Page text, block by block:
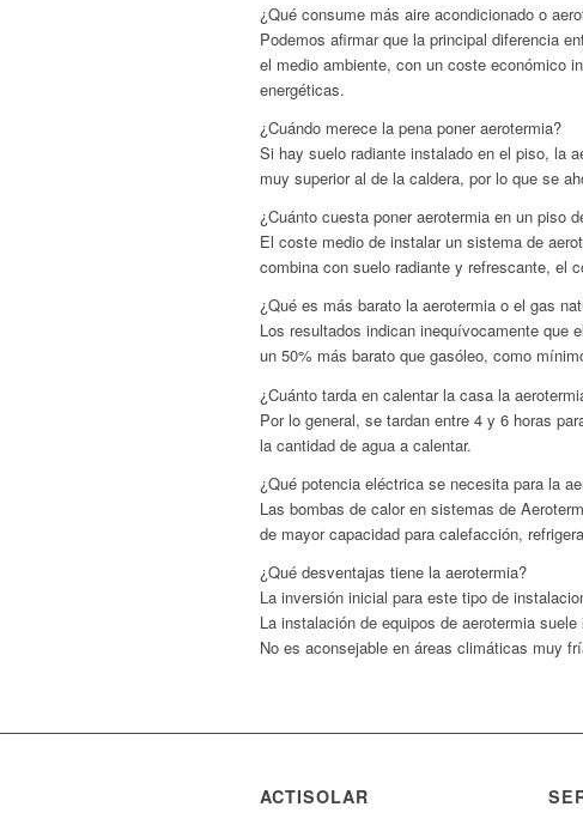
¿Qué consume más aire acondicionado o
Podemos afirmar que la principal diferencia
el medio ambiente, con un coste económico
energéticas.
¿Cuándo merece la pena poner aerotermia?
Si hay suelo radiante instalado en el piso, la
muy superior al de la caldera, por lo que se
¿Cuánto cuesta poner aerotermia en un piso
El coste medio de instalar un sistema de
combina con suelo radiante y refrescante, el
¿Qué es más barato la aerotermia o el gas
Los resultados indican inequívocamente que
un 50% más barato que gasóleo, como
¿Cuánto tarda en calentar la casa la
Por lo general, se tardan entre 4 y 6 horas
la cantidad de agua a calentar.
¿Qué potencia eléctrica se necesita para la
Las bombas de calor en sistemas de
de mayor capacidad para calefacción,
¿Qué desventajas tiene la aerotermia?
La inversión inicial para este tipo de
La instalación de equipos de aerotermia
No es aconsejable en áreas climáticas muy
ACTISOLAR